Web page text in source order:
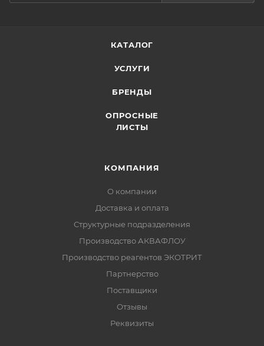
КАТАЛОГ
УСЛУГИ
БРЕНДЫ
ОПРОСНЫЕ
ЛИСТЫ
КОМПАНИЯ
О компании
Доставка и оплата
Структурные подразделения
Производство АКВАФЛОУ
Производство реагентов ЭКОТРИТ
Партнерство
Поставщики
Отзывы
Реквизиты